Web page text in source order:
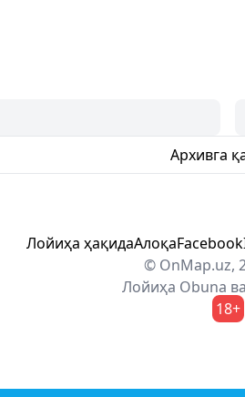
Архивга
Лойиҳа ҳақидаАлоқаFacebook
© OnMap.uz,
Лойиҳа Obuna ва
18+